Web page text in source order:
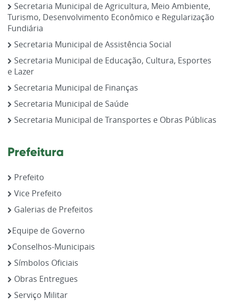
Secretaria Municipal de Agricultura, Meio Ambiente,
Turismo, Desenvolvimento Econômico e Regularização
Fundiária
Secretaria Municipal de Assistência Social
Secretaria Municipal de Educação, Cultura, Esportes
e Lazer
Secretaria Municipal de Finanças
Secretaria Municipal de Saúde
Secretaria Municipal de Transportes e Obras Públicas
Prefeitura
Prefeito
Vice Prefeito
Galerias de Prefeitos
Equipe de Governo
Conselhos-Municipais
Símbolos Oficiais
Obras Entregues
Serviço Militar